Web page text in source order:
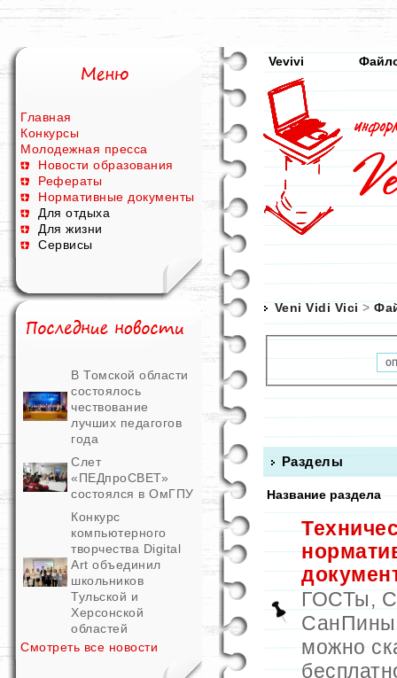
Главная
Конкурсы
Молодежная пресса
Новости образования
Рефераты
Нормативные документы
Для отдыха
Для жизни
Сервисы
В Томской области
состоялось
чествование
лучших педагогов
года
Слет
«ПЕДпроСВЕТ»
состоялся в ОмГПУ
Конкурс
компьютерного
творчества Digital
Art объединил
школьников
Тульской и
Херсонской
областей
Смотреть все новости
Vevivi
Veni Vidi Vici >
Разделы
Название раздела
ГОСТы,
СанПины
можно